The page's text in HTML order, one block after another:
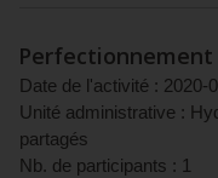
Perfectionnement
Date de l'activité : 2020-
Unité administrative :
partagés
Nb. de participants : 1